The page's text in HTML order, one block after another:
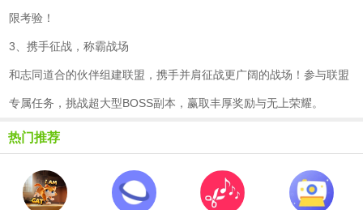
限考验！
3、携手征战，称霸战场
和志同道合的伙伴组建联盟，携手并肩征战更广阔的战场！参与联盟
专属任务，挑战超大型BOSS副本，赢取丰厚奖励与无上荣耀。
热门推荐